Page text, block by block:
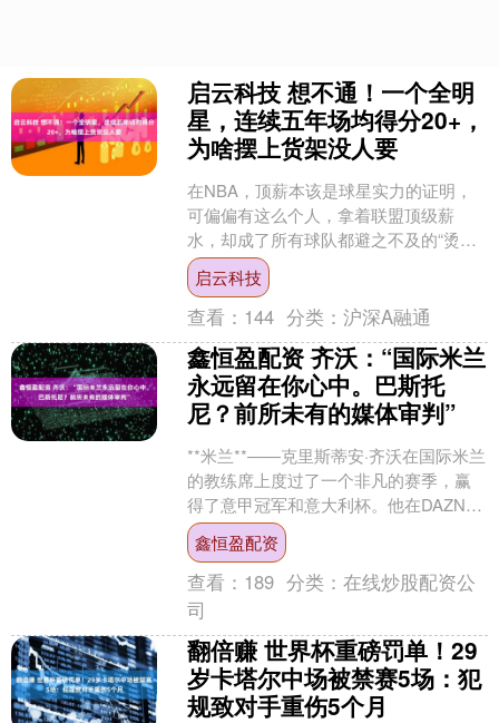
启云科技 想不通！一个全明
星，连续五年场均得分20+，
为啥摆上货架没人要
在NBA，顶薪本该是球星实力的证明，
可偏偏有这么个人，拿着联盟顶级薪
水，却成了所有球队都避之不及的“烫手
山芋”，说出来都让人唏嘘。 这人就是扎
克·拉文，曾经的扣....
启云科技
查看： 144 分类：沪深A融通
鑫恒盈配资 齐沃：“国际米兰
永远留在你心中。巴斯托
尼？前所未有的媒体审判”
**米兰**——克里斯蒂安·齐沃在国际米兰
的教练席上度过了一个非凡的赛季，赢
得了意甲冠军和意大利杯。他在DAZN
的“最好的我们”访谈中坦言：“国际米兰
永远留在你....
鑫恒盈配资
查看： 189 分类：在线炒股配资公
司
翻倍赚 世界杯重磅罚单！29
岁卡塔尔中场被禁赛5场：犯
规致对手重伤5个月